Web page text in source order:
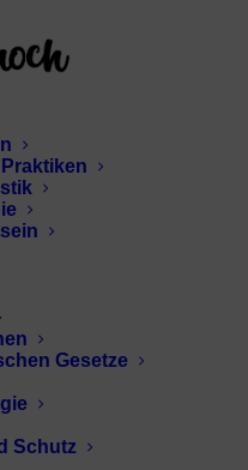
Gesetze
Schutz
im
design